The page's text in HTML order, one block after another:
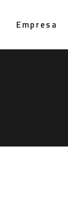
Empresa